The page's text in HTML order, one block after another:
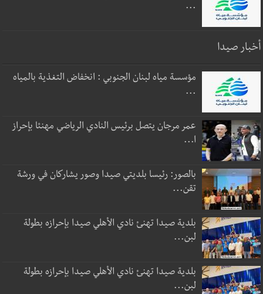
...
أخبار صيدا
مؤسسة مياه لبنان الجنوبي : انخفاض التغذية بالمياه
...
عمر مرجان يتصل برئيس النادي الرياضي مهنئا بإحراز
ا...
بالصور: رئيسا بلديتي صيدا وصور يشاركان في ورشة
تقن...
بلدية صيدا تهنئ نادي الأهلي صيدا بإحرازه بطولة
لبن...
بلدية صيدا تهنئ نادي الأهلي صيدا بإحرازه بطولة
لبن...